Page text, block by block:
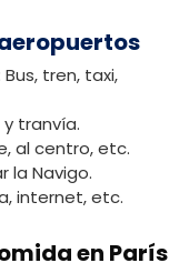
tren, taxi,
y tranvía.
al centro, etc.
la Navigo.
internet, etc.
en París